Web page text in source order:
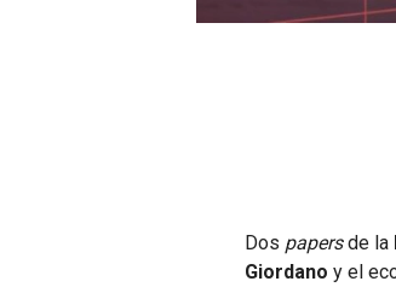
Dos papersde la
Giordano y el